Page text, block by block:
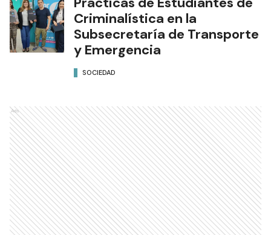
Criminalística en la
Subsecretaría de Transporte
y Emergencia
SOCIEDAD
Ads